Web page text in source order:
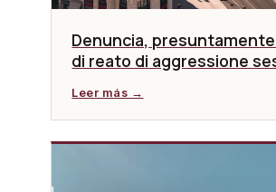
Denuncia,
di reato di aggressione
Leer más →